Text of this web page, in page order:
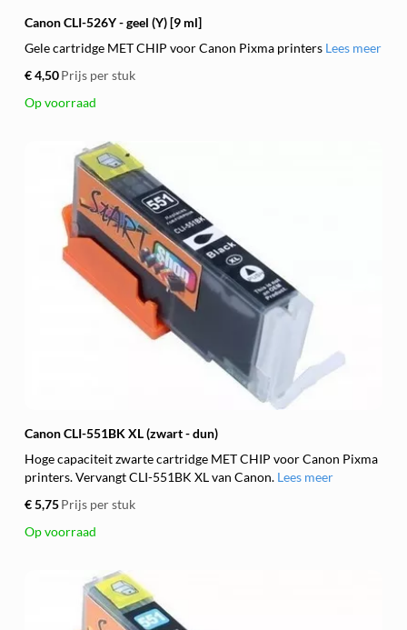
Canon CLI-526Y - geel (Y) [9 ml]
Gele cartridge MET CHIP voor Canon Pixma printers Lees meer
€ 4,50Prijs per stuk
Op voorraad
Canon CLI-551BK XL (zwart - dun)
Hoge capaciteit zwarte cartridge MET CHIP voor Canon Pixma
printers. Vervangt CLI-551BK XL van Canon. Lees meer
€ 5,75Prijs per stuk
Op voorraad